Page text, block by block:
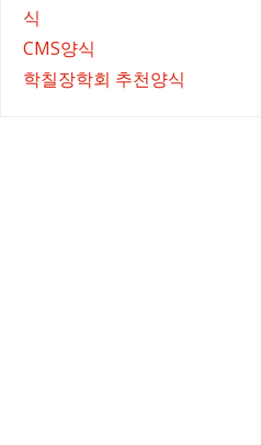
식
CMS양식
학칠장학회 추천양식